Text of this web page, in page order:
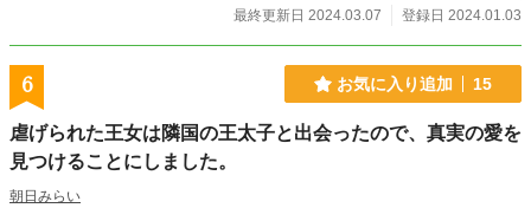
最終更新日 2024.03.07
登録日 2024.01.03
6 お気に入り追加 15
虐げられた王女は隣国の王太子と出会ったので、真実の愛を
見つけることにしました。
朝日みらい